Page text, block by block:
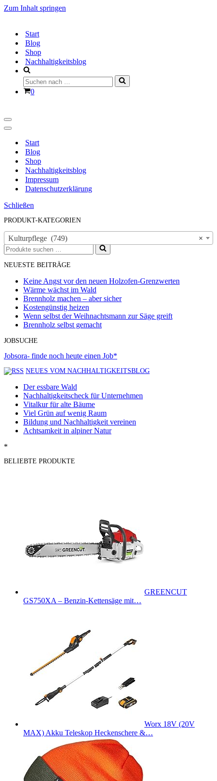
Zum Inhalt springen
Start
Blog
Shop
Nachhaltigkeitsblog
Suchen
nach …
Warenkorb
0
Navigationsmenü
Navigationsmenü
Start
Blog
Shop
Nachhaltigkeitsblog
Impressum
Datenschutzerklärung
Schließen
PRODUKT-KATEGORIEN
×
Kulturpflege (749)
Suchen
nach …
NEUESTE BEITRÄGE
Keine Angst vor den neuen Holzofen-Grenzwerten
Wärme wächst im Wald
Brennholz machen – aber sicher
Kostengünstig heizen
Wenn selbst der Weihnachtsmann zur Säge greift
Brennholz selbst gemacht
JOBSUCHE
Jobsora- finde noch heute einen Job*
NEUES VOM NACHHALTIGKEITSBLOG
Der essbare Wald
Nachhaltigkeitscheck für Unternehmen
Vitalkur für alte Bäume
Viel Grün auf wenig Raum
Bildung und Nachhaltigkeit vereinen
Achtsamkeit in alpiner Natur
*
BELIEBTE PRODUKTE
GREENCUT
GS750XA – Benzin-Kettensäge mit…
Worx 18V (20V
MAX) Akku Teleskop Heckenschere &…